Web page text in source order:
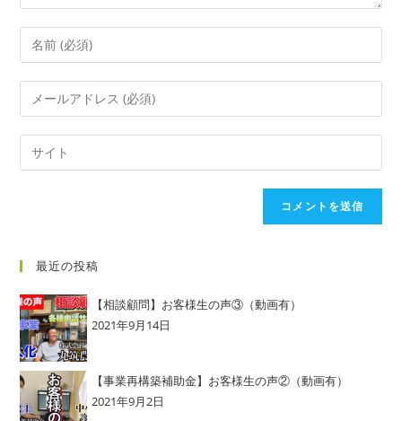
最近の投稿
【相談顧問】お客様生の声③（動画有）
2021年9月14日
【事業再構築補助金】お客様生の声②（動画有）
2021年9月2日